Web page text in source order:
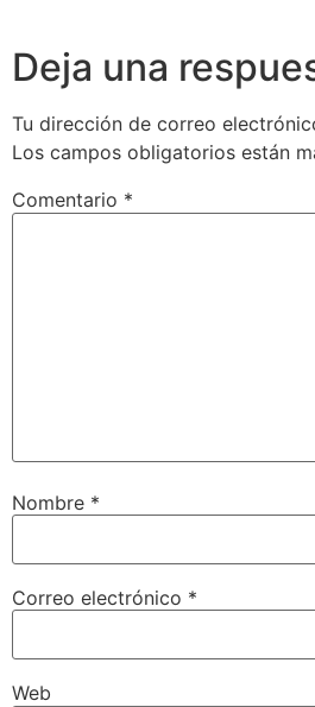
Deja una
Tu dirección de correo
Los campos obligatorios están
Comentario *
Nombre *
Correo electrónico *
Web